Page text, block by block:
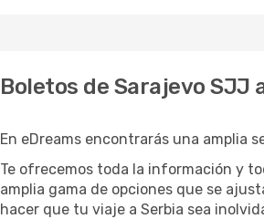
Boletos de Sarajevo SJJ
En eDreams encontrarás una amplia
Te ofrecemos toda la información y
amplia gama de opciones que se
hacer que tu viaje a Serbia sea